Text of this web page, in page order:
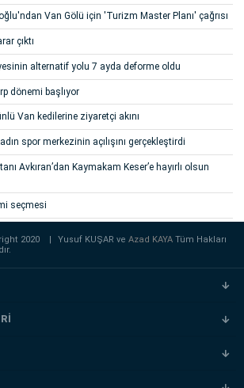
Van Gölü için 'Turizm Master Planı' çağrısı
çıktı
alternatif yolu 7 ayda deforme oldu
dönemi başlıyor
Van kedilerine ziyaretçi akını
spor merkezinin açılışını gerçekleştirdi
Avkıran’dan Kaymakam Keser’e hayırlı olsun
seçmesi
2020 | Yusuf KUŞAR veAzad KAYATüm Hakları